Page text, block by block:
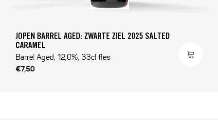
JOPEN BARREL AGED: ZWARTE ZIEL 2025 SALTED
CARAMEL
Barrel Aged, 12,0%, 33cl fles
€7,50